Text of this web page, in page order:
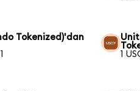
Tokenized)'dan
1